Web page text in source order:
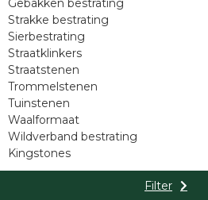
Filter
Gebakken bestrating
Strakke bestrating
Sierbestrating
Straatklinkers
Straatstenen
Trommelstenen
Tuinstenen
Waalformaat
Wildverband bestrating
Kingstones